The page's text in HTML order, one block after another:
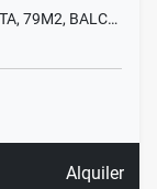
79M2, BALC…
Alquiler